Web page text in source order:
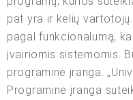
pat yra ir kelių
pagal funkcionalumą,
įvairiomis sistemomis.
programinė įranga.
Programinė įranga